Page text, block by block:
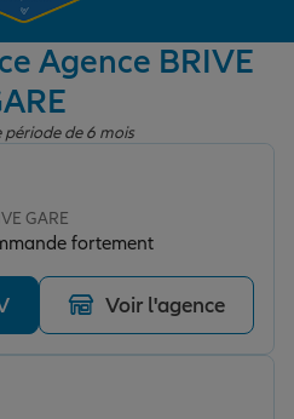
la vie
Agence BRIVE
période de 6 mois
GARE
fortement
Voir l'agence